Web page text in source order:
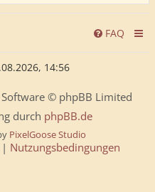
FAQ
14:56
© phpBB Limited
durch phpBB.de
PixelGoose Studio
| Nutzungsbedingungen